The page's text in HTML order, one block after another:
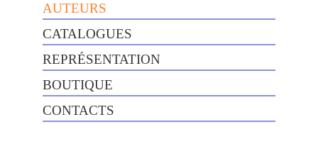
AUTEURS
CATALOGUES
REPRÉSENTATION
BOUTIQUE
CONTACTS